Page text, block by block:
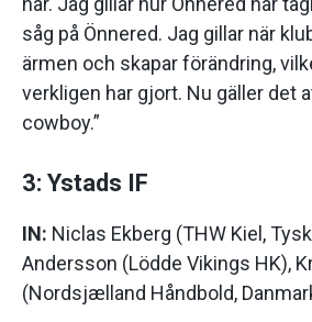
såg på Önnered. Jag gillar när
ärmen och skapar förändring,
verkligen har gjort. Nu gäller det
cowboy.”
3: Ystads IF
IN: Niclas Ekberg (THW Kiel,
Andersson (Lödde Vikings HK),
(Nordsjælland Håndbold,